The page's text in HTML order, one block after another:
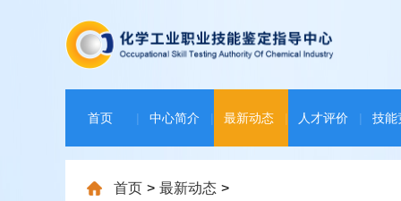
首页 | 中心简介 | 最新动态 | 人才评价 | 技能
首页 > 最新动态 >